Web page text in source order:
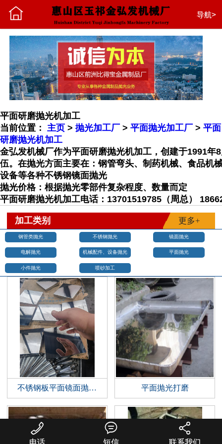
首页
公司介绍
加工类别
联系我们
导航>
平面研磨抛光机加工
当前位置： 主页 > 抛光加工厂 > 平面抛光加工厂 > 平面
研磨抛光机加工
金弘发机械厂作为平面研磨抛光机加工，创建于1991
伍。在抛光方面主要在：钢管弯头、制药机械、食品机
设备等各种不锈钢镜面抛光
抛光价格：根据抛光零部件复杂程度、数量而定
平面研磨抛光机加工电话：13701519785（周总）
加工类别 更多+
钢管类抛光 不锈钢抛光 镜面抛光
电解抛光 机械配件、设备抛光 平面抛光
小件抛光 喷砂加工
不锈钢板平面镜面抛光加工效果展示平面抛光打磨

电话

短信

联系我们